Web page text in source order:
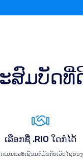
ສົມບັດທີ່
ເລືອກຊື່ .RIO ໃດກໍໄດ້
ດເມນແລະເຊື່ອມຕໍ່ມັນກັບເວັບໄຊຂອງ